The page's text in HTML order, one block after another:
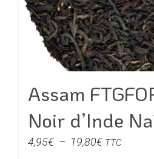
être
choisies
sur
la
page
du
produit
Assam
Noir d’Inde
4,95€ – 19,80€Plage
TTC